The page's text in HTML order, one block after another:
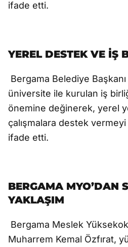
ifade etti.
YEREL DESTEK VE İŞ
Bergama Belediye
üniversite ile kurulan iş
önemine değinerek, yerel
çalışmalara destek
ifade etti.
BERGAMA MYO’DAN
YAKLAŞIM
Bergama Meslek
Muharrem Kemal Özfırat,